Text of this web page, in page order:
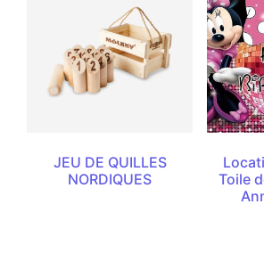
JEU DE QUILLES
NORDIQUES
Toile